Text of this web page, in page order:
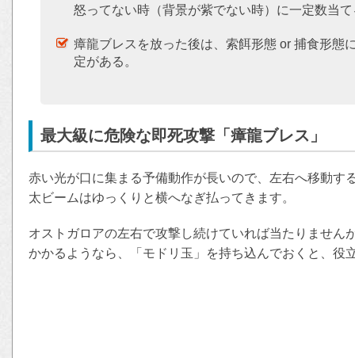
怒ってない時（背景が紫でない時）に一定数当
瘴龍ブレスを放った後は、索餌形態 or 捕食形態
定がある。
最大級に危険な即死攻撃「瘴龍ブレス」
赤い光が口に集まる予備動作が長いので、左右へ移動す
太ビームはゆっくりと横へなぎ払ってきます。
オストガロアの左右で攻撃し続けていれば当たりません
かかるようなら、「モドリ玉」を持ち込んでおくと、役